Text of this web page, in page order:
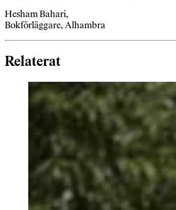
Hesham Bahari,
Bokförläggare, Alhambra
Relaterat